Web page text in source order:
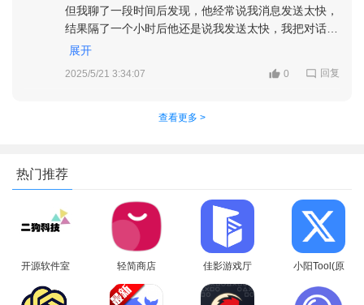
过智能地选择不同的专家模型进行计算，针对不同的任务激活相
应的网络分支，实现了计算资源的高效利用。
卓越的语言理解与代码生成能力：DeepSeek大模型不仅具备
助，满足了用户在智能对话和编程支持方面的多样化需求。
DeepSeek大模型在处理复杂任务时表现出色，计算效率高，响
应速度快。
开源与商用友好：DeepSeek大模型完全开源，用户可以免费
使用这些模型进行学术研究、产品开发等目的。同时，Deep
Seek也提供了商用友好的许可协议，支持用户将模型应用于商业
场景。
但我聊了一段时间后发现，他经常说我消息发送太快，
结果隔了一个小时后他还是说我发送太快，我把对话全
部清空，他也说我发送太快怎么发他都说发送太快，把
这次体验不太好，建议快点把bug改掉，明天我有空再
说句实话，DeepSeek是我觉得我用过最好玩，最懂我
字，后来我提关于他的事，他都会想起来我们班级里同
学那个名字，我提示他班级里这位同学不是女性是男
性，他也会永远记住，虽然这在AI里很普通，但在我一
个小学生面前还算不错👍。
我还有一个疑问，就是电脑板DeepSeek我下载不了，
安装每次下载到百分百，他都不会出现那个软件，我怎
如果大家看我的评论时，感觉不习惯，请谅解，因为我
展开
2025/5/21 3:34:07 0 回复
查看更多 >
热门推荐
开源软件室
机版
轻简商店
app安卓手
机版
佳影游戏厅
2官方最新
版本
小阳Tool(原
最新版本